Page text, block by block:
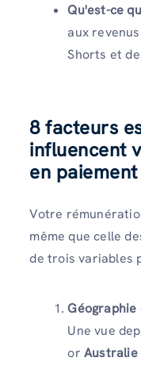
Qu'est-ce
aux
Shorts et
8 facteurs
influencent
en
Votre
même que celle
de trois variables
Géographie
Une vue
or Australie